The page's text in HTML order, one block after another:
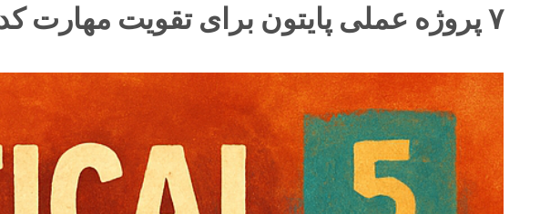
۷ پروژه عملی پایتون برای تقویت مهارت کدنویسی (برای مبتدی تا متوسط)